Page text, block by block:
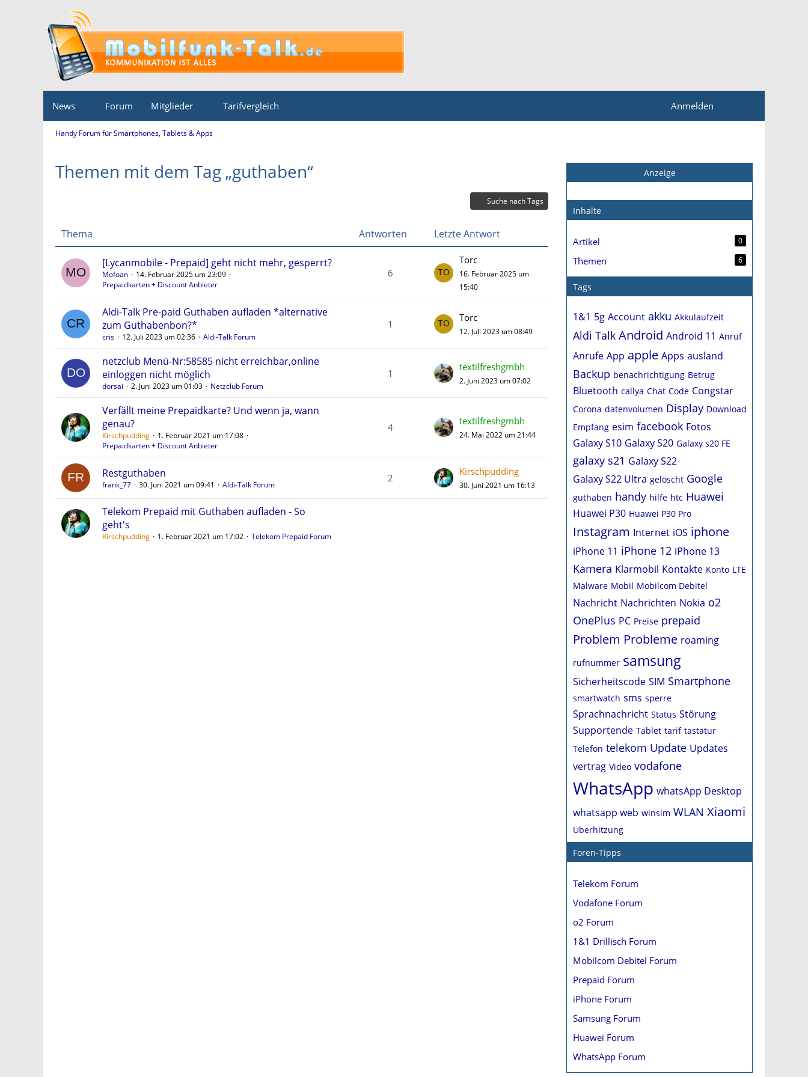
News Forum Mitglieder Tarifvergleich Anmelden
Handy Forum für Smartphones, Tablets & Apps
Themen mit dem Tag „guthaben“
Suche nach Tags
Thema Antworten Letzte Antwort
[Lycanmobile - Prepaid] geht nicht mehr, gesperrt?
Mofoan
14. Februar 2025 um 23:09
Prepaidkarten + Discount Anbieter
6
Torc
16. Februar 2025 um
15:40
Aldi-Talk Pre-paid Guthaben aufladen *alternative
zum Guthabenbon?*
cris 12. Juli 2023 um 02:36 Aldi-Talk Forum
1
Torc
12. Juli 2023 um 08:49
netzclub Menü-Nr:58585 nicht erreichbar,online
einloggen nicht möglich
dorsai 2. Juni 2023 um 01:03 Netzclub Forum
1
textilfreshgmbh
2. Juni 2023 um 07:02
Verfällt meine Prepaidkarte? Und wenn ja, wann
genau?
Kirschpudding
1. Februar 2021 um 17:08
Prepaidkarten + Discount Anbieter
4
textilfreshgmbh
24. Mai 2022 um 21:44
Restguthaben
frank_77 30. Juni 2021 um 09:41 Aldi-Talk Forum
2
Kirschpudding
30. Juni 2021 um 16:13
Telekom Prepaid mit Guthaben aufladen - So
geht's
Kirschpudding 1. Februar 2021 um 17:02 Telekom Prepaid Forum
Anzeige
Inhalte
Artikel 0
Themen 6
Tags
1&1 5g Account akku Akkulaufzeit
Aldi Talk Android Android 11 Anruf
Anrufe App apple Apps ausland
Backup benachrichtigung Betrug
Bluetooth callya Chat Code Congstar
Corona datenvolumen Display Download
Empfang esim facebook Fotos
Galaxy S10 Galaxy S20 Galaxy s20 FE
galaxy s21 Galaxy S22
Galaxy S22 Ultra gelöscht Google
guthaben handy hilfe htc Huawei
Huawei P30 Huawei P30 Pro
Instagram Internet iOS iphone
iPhone 11 iPhone 12 iPhone 13
Kamera Klarmobil Kontakte Konto LTE
Malware Mobil Mobilcom Debitel
Nachricht Nachrichten Nokia o2
OnePlus PC Preise prepaid
Problem Probleme roaming
rufnummer samsung
Sicherheitscode SIM Smartphone
smartwatch sms sperre
Sprachnachricht Status Störung
Supportende Tablet tarif tastatur
Telefon telekom Update Updates
vertrag Video vodafone
WhatsApp whatsApp Desktop
whatsapp web winsim WLAN Xiaomi
Überhitzung
Foren-Tipps
Telekom Forum
Vodafone Forum
o2 Forum
1&1 Drillisch Forum
Mobilcom Debitel Forum
Prepaid Forum
iPhone Forum
Samsung Forum
Huawei Forum
WhatsApp Forum